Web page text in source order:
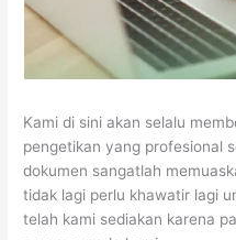
Kami di sini akan selalu
pengetikan yang profesional
dokumen sangatlah
tidak lagi perlu khawatir lagi
telah kami sediakan karena